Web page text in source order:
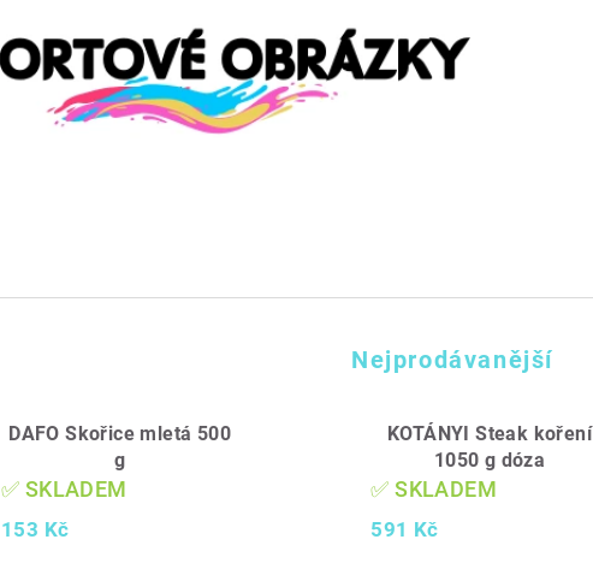
Nejprodávanější
DAFO Skořice mletá 500
g
✅ SKLADEM
153 Kč
KOTÁNYI Steak koření
1050 g dóza
✅ SKLADEM
591 Kč